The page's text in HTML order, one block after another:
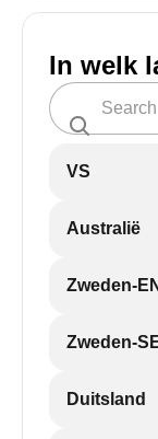
In welk
VS
Australië
Zweden-EN
Zweden-
Duitsland